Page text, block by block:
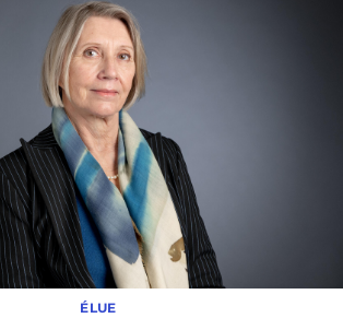
ÉLUE